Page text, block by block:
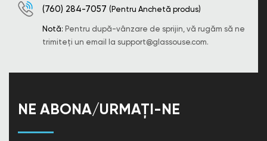
(760) 284-7057 (Pentru Anchetă produs)
Notă: Pentru după-vânzare de sprijin, vă rugăm să ne
trimiteți un email la support@glassouse.com.
NE ABONA/URMAȚI-NE